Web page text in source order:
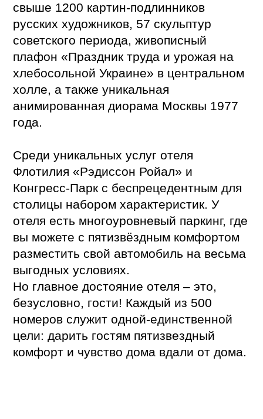
свыше 1200 картин-подлинников
русских художников, 57 скульптур
советского периода, живописный
плафон «Праздник труда и урожая на
хлебосольной Украине» в центральном
холле, а также уникальная
анимированная диорама Москвы 1977
года.
Среди уникальных услуг отеля
Флотилия «Рэдиссон Ройал» и
Конгресс-Парк с беспрецедентным для
столицы набором характеристик. У
отеля есть многоуровневый паркинг, где
вы можете с пятизвёздным комфортом
разместить свой автомобиль на весьма
выгодных условиях.
Но главное достояние отеля – это,
безусловно, гости! Каждый из 500
номеров служит одной-единственной
цели: дарить гостям пятизвездный
комфорт и чувство дома вдали от дома.